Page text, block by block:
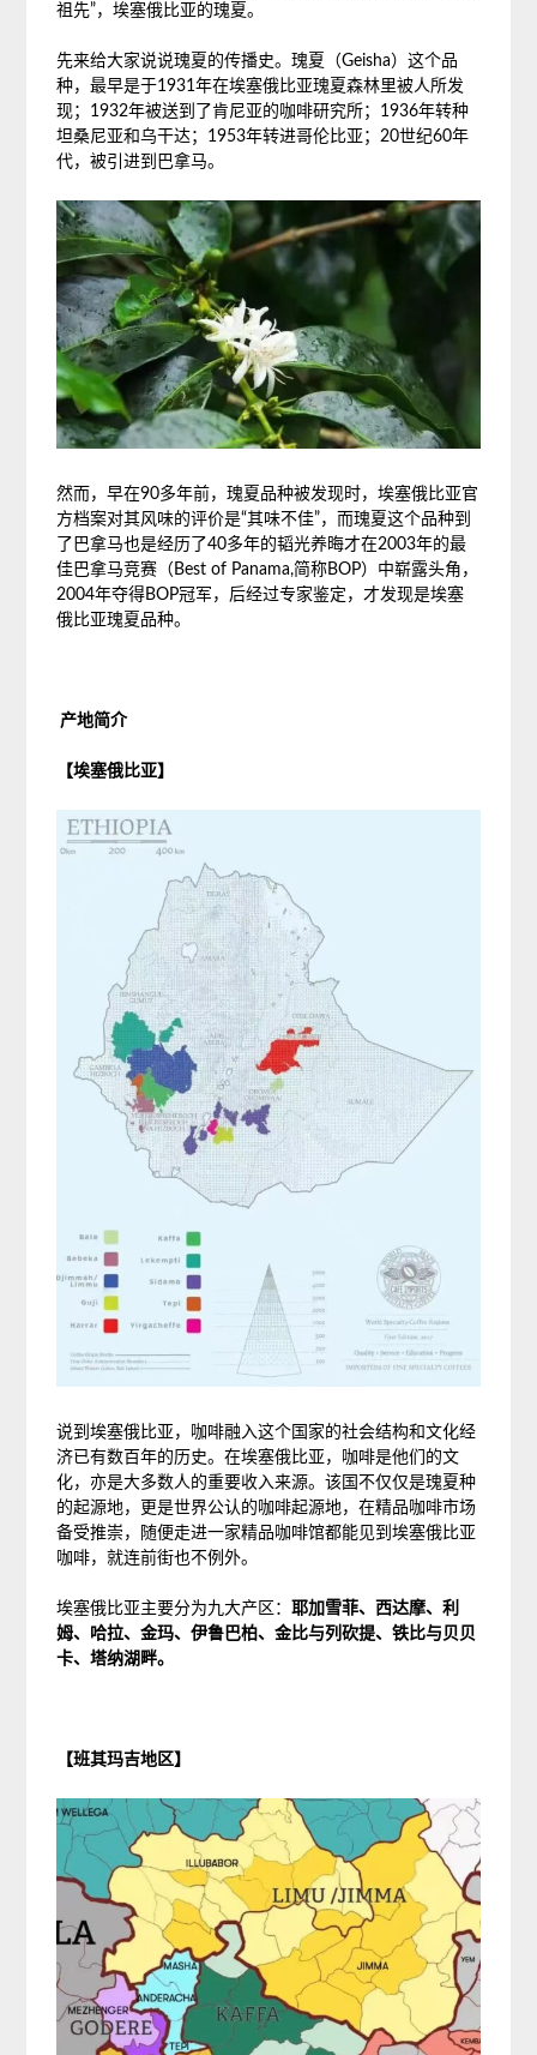
祖先”，埃塞俄比亚的瑰夏。
先来给大家说说瑰夏的传播史。瑰夏（Geisha）这个品
种，最早是于1931年在埃塞俄比亚瑰夏森林里被人所发
现；1932年被送到了肯尼亚的咖啡研究所；1936年转种
坦桑尼亚和乌干达；1953年转进哥伦比亚；20世纪60年
代，被引进到巴拿马。
然而，早在90多年前，瑰夏品种被发现时，埃塞俄比亚官
方档案对其风味的评价是“其味不佳”，而瑰夏这个品种到
了巴拿马也是经历了40多年的韬光养晦才在2003年的最
佳巴拿马竞赛（Best of Panama,简称BOP）中崭露头角，
2004年夺得BOP冠军，后经过专家鉴定，才发现是埃塞
俄比亚瑰夏品种。
产地简介
【埃塞俄比亚】
说到埃塞俄比亚，咖啡融入这个国家的社会结构和文化经
济已有数百年的历史。在埃塞俄比亚，咖啡是他们的文
化，亦是大多数人的重要收入来源。该国不仅仅是瑰夏种
的起源地，更是世界公认的咖啡起源地，在精品咖啡市场
备受推崇，随便走进一家精品咖啡馆都能见到埃塞俄比亚
咖啡，就连前街也不例外。
埃塞俄比亚主要分为九大产区：耶加雪菲、西达摩、利
姆、哈拉、金玛、伊鲁巴柏、金比与列砍提、铁比与贝贝
卡、塔纳湖畔。
【班其玛吉地区】